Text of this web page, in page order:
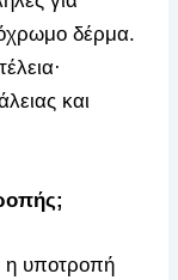
δέρμα.
και
η υποτροπή